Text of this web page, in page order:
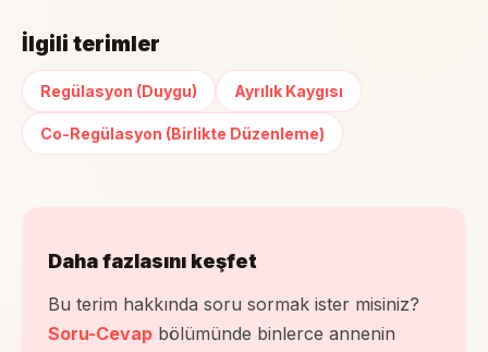
İlgili terimler
Regülasyon (Duygu) Ayrılık Kaygısı
Co-Regülasyon (Birlikte Düzenleme)
Daha fazlasını keşfet
Bu terim hakkında soru sormak ister misiniz?
Soru-Cevap bölümünde binlerce annenin